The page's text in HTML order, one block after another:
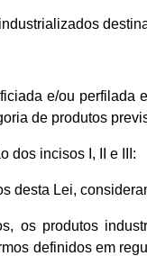
e/ou perfilada
de produtos
dos incisos I, II e III:
desta Lei,
os produtos
definidos em